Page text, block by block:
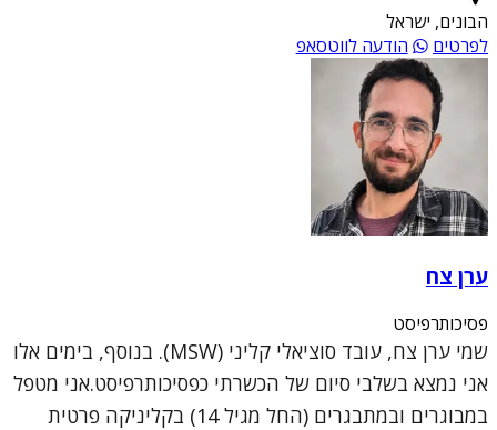
הבונים, ישראל
לפרטים
הודעה לווטסאפ
ערן צח
פסיכותרפיסט
שמי ערן צח, עובד סוציאלי קליני (MSW). בנוסף, בימים אלו
אני נמצא בשלבי סיום של הכשרתי כפסיכותרפיסט.אני מטפל
במבוגרים ובמתבגרים (החל מגיל 14) בקליניקה פרטית